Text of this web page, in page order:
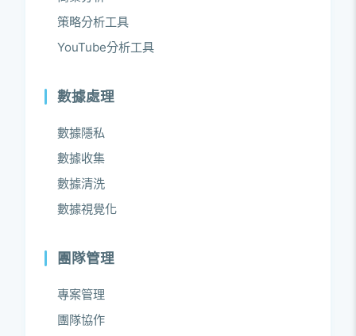
策略分析工具
YouTube分析工具
數據處理
數據隱私
數據收集
數據清洗
數據視覺化
團隊管理
專案管理
團隊協作